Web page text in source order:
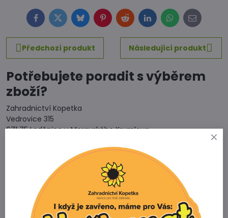
FacebookTwitterBlueskyPinterestRedditLinkedInWhatsApp
E-
mail
Předchozí produkt
Následující produkt
Potřebujete poradit s výběrem
zboží?
Zahradnictví Kopetka
Vedrovice 315
671 75 Loděnice u Moravského Krumlova
+420 731 103 985
Prodejna
+420 607 042 662
Email
info@zahradnictvikopetka.cz